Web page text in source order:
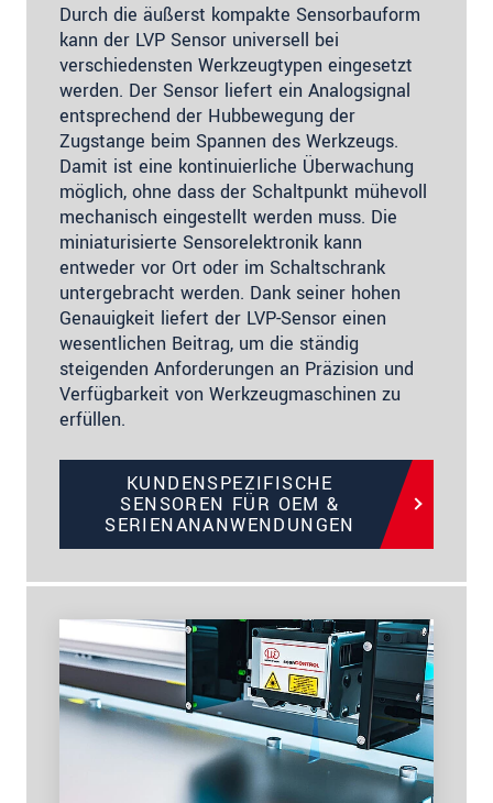
Durch die äußerst kompakte Sensorbauform
kann der LVP Sensor universell bei
verschiedensten Werkzeugtypen eingesetzt
werden. Der Sensor liefert ein Analogsignal
entsprechend der Hubbewegung der
Zugstange beim Spannen des Werkzeugs.
Damit ist eine kontinuierliche Überwachung
möglich, ohne dass der Schaltpunkt mühevoll
mechanisch eingestellt werden muss. Die
miniaturisierte Sensorelektronik kann
entweder vor Ort oder im Schaltschrank
untergebracht werden. Dank seiner hohen
Genauigkeit liefert der LVP-Sensor einen
wesentlichen Beitrag, um die ständig
steigenden Anforderungen an Präzision und
Verfügbarkeit von Werkzeugmaschinen zu
erfüllen.
KUNDENSPEZIFISCHE
SENSOREN FÜR OEM &
SERIENANANWENDUNGEN